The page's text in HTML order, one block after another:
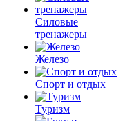
Силовые
тренажеры
Железо
Спорт и отдых
Туризм